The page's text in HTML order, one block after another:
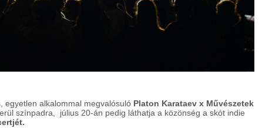
egyetlen alkalommal megvalósuló Platon Karataev x Művészetek
színpadra, július 20-án pedig láthatja a közönség a skót indie